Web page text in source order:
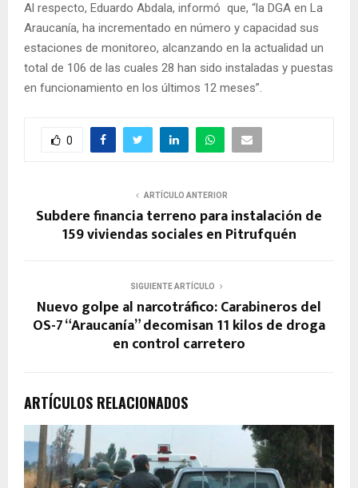
Al respecto, Eduardo Abdala, informó que, “la DGA en La
Araucanía, ha incrementado en número y capacidad sus
estaciones de monitoreo, alcanzando en la actualidad un
total de 106 de las cuales 28 han sido instaladas y puestas
en funcionamiento en los últimos 12 meses”.
0
ARTÍCULO ANTERIOR
Subdere financia terreno para instalación de
159 viviendas sociales en Pitrufquén
SIGUIENTE ARTÍCULO
Nuevo golpe al narcotráfico: Carabineros del
OS-7 “Araucanía” decomisan 11 kilos de droga
en control carretero
ARTÍCULOS RELACIONADOS